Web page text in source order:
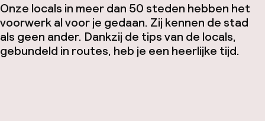
Onze locals in meer dan 50 steden hebben het
voorwerk al voor je gedaan. Zij kennen de stad
als geen ander. Dankzij de tips van de locals,
gebundeld in routes, heb je een heerlijke tijd.